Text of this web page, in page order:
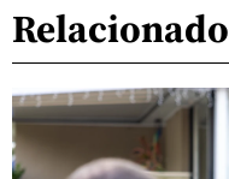
Relacionado